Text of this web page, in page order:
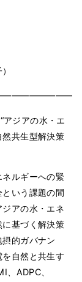
ジアの水・エ
共生型解決策
ルギーへの緊
いう課題の間
アの水・エネ
基づく解決策
的ガバナン
自然と共生す
、ADPC、